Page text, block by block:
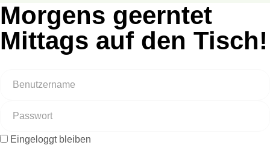
Morgens geerntet
Mittags auf den Tisch!
Eingeloggt bleiben